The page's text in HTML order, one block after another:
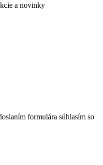
a novinky
formulára súhlasím so